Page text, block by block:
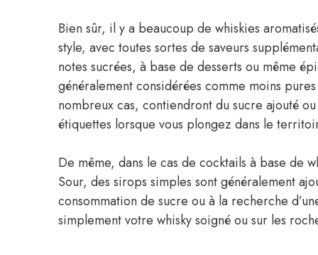
Bien sûr, il y a beaucoup de whiskies
style, avec toutes sortes de saveurs
notes sucrées, à base de desserts ou même
généralement considérées comme moins
nombreux cas, contiendront du sucre ajouté
étiquettes lorsque vous plongez dans le
De même, dans le cas de cocktails à base de
Sour, des sirops simples sont généralement
consommation de sucre ou à la recherche
simplement votre whisky soigné ou sur les